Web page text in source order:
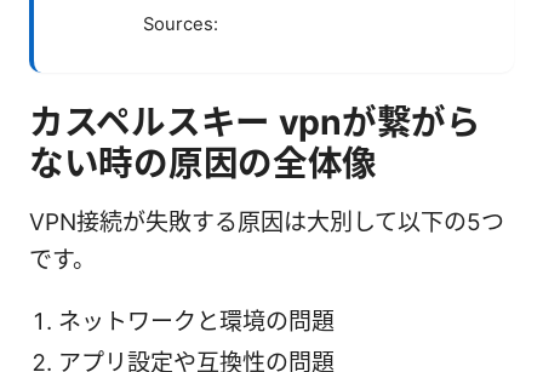
Sources:
カスペルスキー vpnが繋がら
ない時の原因の全体像
VPN接続が失敗する原因は大別して以下の5つ
です。
ネットワークと環境の問題
アプリ設定や互換性の問題